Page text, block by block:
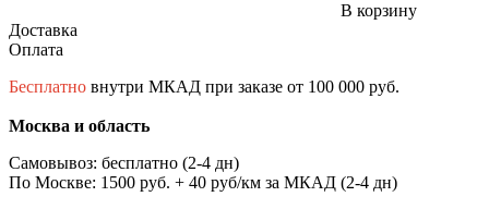
В корзину
Доставка
Оплата
Бесплатно внутри МКАД при заказе от 100 000 руб.
Москва и область
Самовывоз: бесплатно (2-4 дн)
По Москве: 1500 руб. + 40 руб/км за МКАД (2-4 дн)